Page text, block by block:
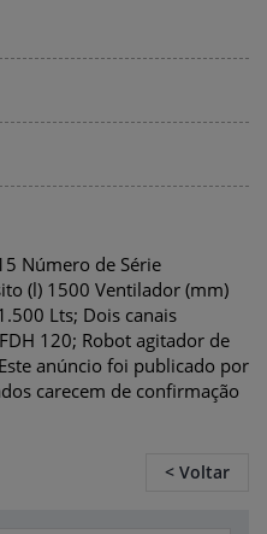
Número de Série
(l) 1500 Ventilador (mm)
Lts; Dois canais
120; Robot agitador de
anúncio foi publicado por
carecem de confirmação
< Voltar